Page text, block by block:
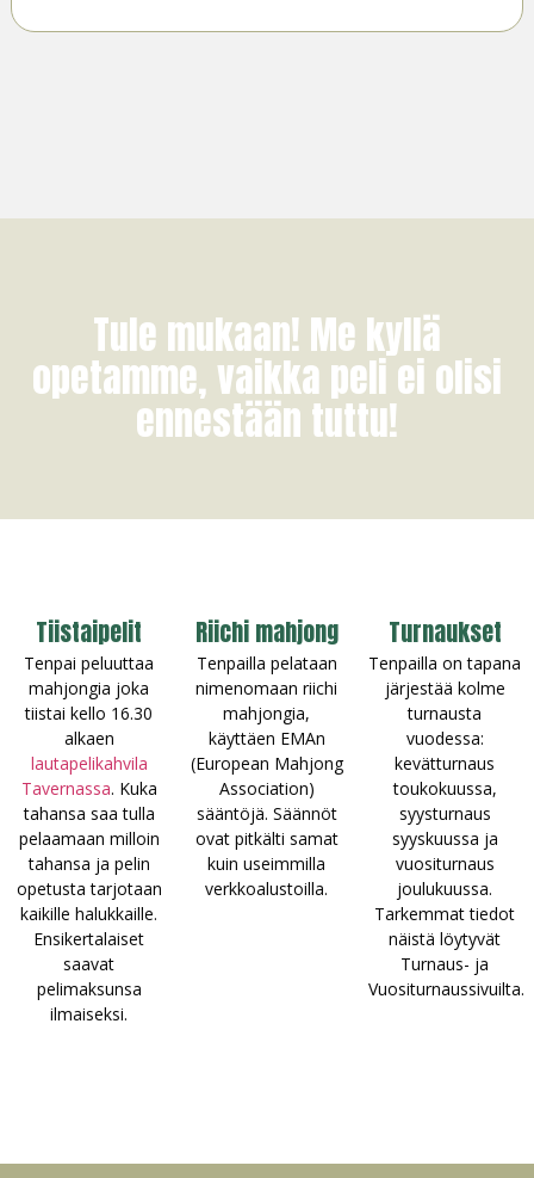
Tule mukaan! Me kyllä
opetamme, vaikka peli ei olisi
ennestään tuttu!
Tiistaipelit
Tenpai peluuttaa
mahjongia joka
tiistai kello 16.30
alkaen
lautapelikahvila
Tavernassa. Kuka
tahansa saa tulla
pelaamaan milloin
tahansa ja pelin
opetusta tarjotaan
kaikille halukkaille.
Ensikertalaiset
saavat
pelimaksunsa
ilmaiseksi.
Riichi mahjong
Tenpailla pelataan
nimenomaan riichi
mahjongia,
käyttäen EMAn
(European Mahjong
Association)
sääntöjä. Säännöt
ovat pitkälti samat
kuin useimmilla
verkkoalustoilla.
Turnaukset
Tenpailla on tapana
järjestää kolme
turnausta
vuodessa:
kevätturnaus
toukokuussa,
syysturnaus
syyskuussa ja
vuositurnaus
joulukuussa.
Tarkemmat tiedot
näistä löytyvät
Turnaus- ja
Vuositurnaussivuilta.